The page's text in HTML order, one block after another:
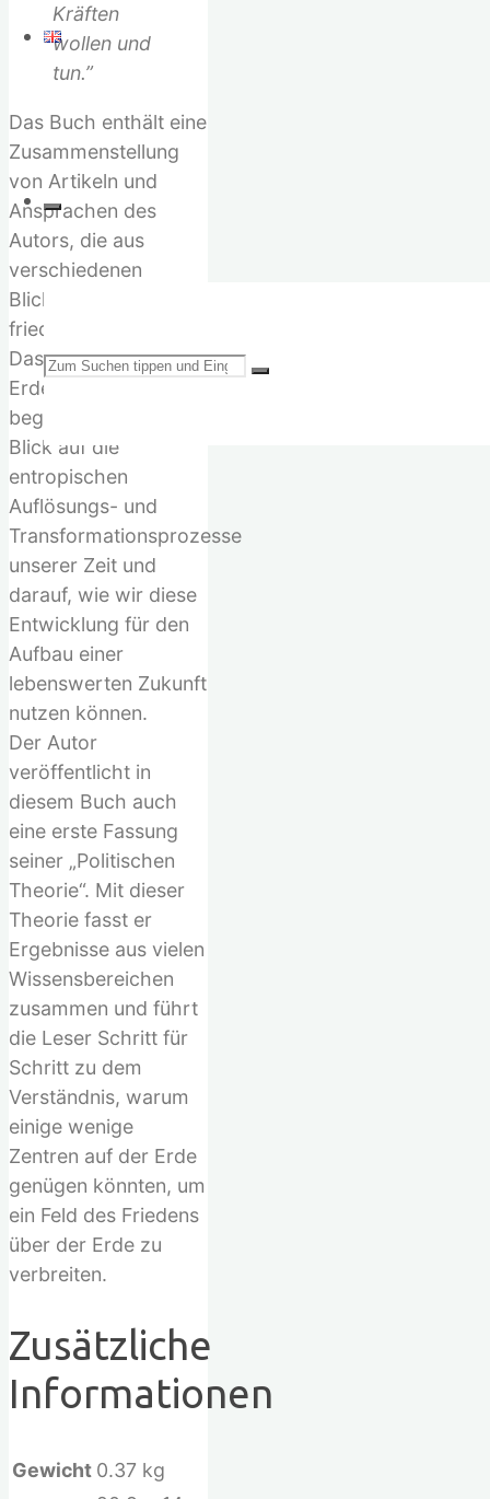
Suchen
nach:
Kräften
wollen und
tun.”
Das Buch enthält eine
Zusammenstellung
von Artikeln und
Ansprachen des
Autors, die aus
verschiedenen
Blickwinkeln eine
friedvolle
Daseinsweise auf der
Erde beleuchten. Es
beginnt mit einem
Blick auf die
entropischen
Auflösungs- und
Transformationsprozesse
unserer Zeit und
darauf, wie wir diese
Entwicklung für den
Aufbau einer
lebenswerten Zukunft
nutzen können.
Der Autor
veröffentlicht in
diesem Buch auch
eine erste Fassung
seiner „Politischen
Theorie“. Mit dieser
Theorie fasst er
Ergebnisse aus vielen
Wissensbereichen
zusammen und führt
die Leser Schritt für
Schritt zu dem
Verständnis, warum
einige wenige
Zentren auf der Erde
genügen könnten, um
ein Feld des Friedens
über der Erde zu
verbreiten.
Zusätzliche
Informationen
Gewicht 0.37 kg